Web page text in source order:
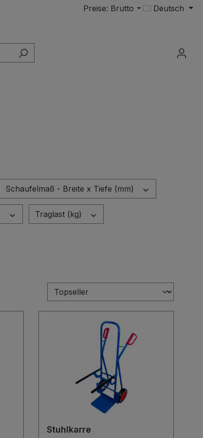
Preise: Brutto Deutsch
Schaufelmaß - Breite x Tiefe (mm)
Traglast (kg)
Stuhlkarre